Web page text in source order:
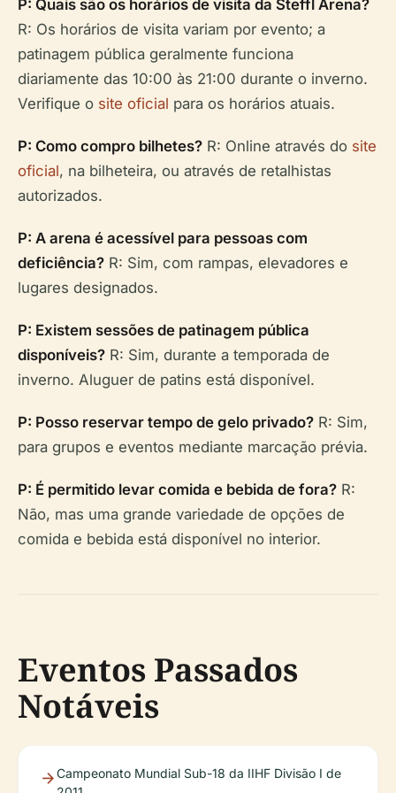
P: Quais são os horários de visita da Steffl Arena?
R: Os horários de visita variam por evento; a
patinagem pública geralmente funciona
diariamente das 10:00 às 21:00 durante o inverno.
Verifique o site oficial para os horários atuais.
P: Como compro bilhetes? R: Online através do site
oficial, na bilheteira, ou através de retalhistas
autorizados.
P: A arena é acessível para pessoas com
deficiência? R: Sim, com rampas, elevadores e
lugares designados.
P: Existem sessões de patinagem pública
disponíveis? R: Sim, durante a temporada de
inverno. Aluguer de patins está disponível.
P: Posso reservar tempo de gelo privado? R: Sim,
para grupos e eventos mediante marcação prévia.
P: É permitido levar comida e bebida de fora? R:
Não, mas uma grande variedade de opções de
comida e bebida está disponível no interior.
Eventos Passados
Notáveis
Campeonato Mundial Sub-18 da IIHF Divisão I de